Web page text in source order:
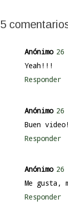
5
Anónimo
Yeah!!!
Responder
Anónimo
Buen
Responder
Anónimo
Me gusta,
Responder